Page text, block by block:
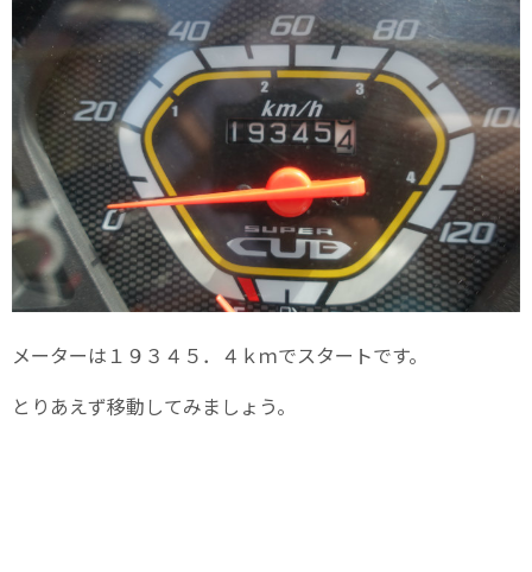
メーターは１９３４５．４ｋｍでスタートです。
とりあえず移動してみましょう。